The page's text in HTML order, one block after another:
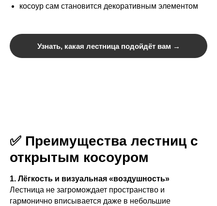
косоур сам становится декоративным элементом
Узнать, какая лестница подойдёт вам →
✅ Преимущества лестниц с
открытым косоуром
1. Лёгкость и визуальная «воздушность»
Лестница не загромождает пространство и
гармонично вписывается даже в небольшие